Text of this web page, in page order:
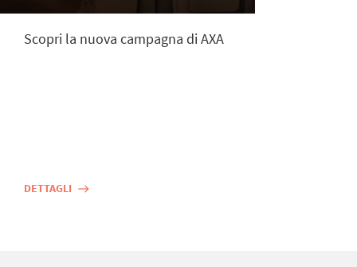
Scopri la nuova campagna di AXA
DETTAGLI east